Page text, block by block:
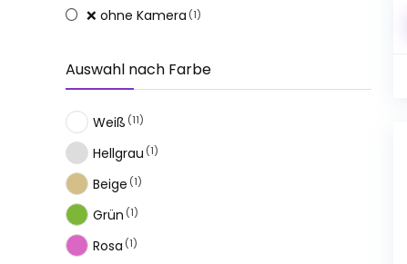
❌ ohne Kamera (1)
Auswahl nach Farbe
Weiß (11)
Hellgrau (1)
Beige (1)
Grün (1)
Rosa (1)